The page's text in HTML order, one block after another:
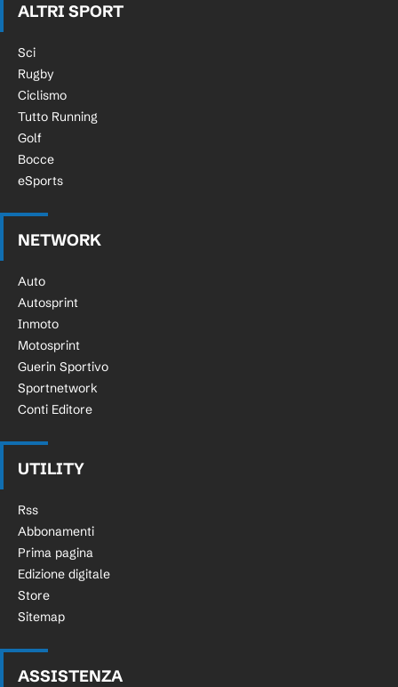
ALTRI SPORT
Sci
Rugby
Ciclismo
Tutto Running
Golf
Bocce
eSports
NETWORK
Auto
Autosprint
Inmoto
Motosprint
Guerin Sportivo
Sportnetwork
Conti Editore
UTILITY
Rss
Abbonamenti
Prima pagina
Edizione digitale
Store
Sitemap
ASSISTENZA